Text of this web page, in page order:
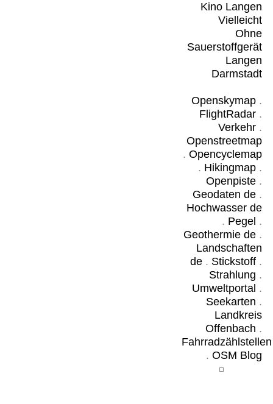
Kino Langen
Vielleicht
Ohne
Sauerstoffgerät
Langen
Darmstadt
Openskymap.
FlightRadar.
Verkehr.
Openstreetmap
. Opencyclemap
. Hikingmap.
Openpiste.
Geodaten de.
Hochwasser de
. Pegel .
Geothermie de.
Landschaften
de. Stickstoff.
Strahlung .
Umweltportal .
Seekarten .
Landkreis
Offenbach .
Fahrradzählstellen
. OSM Blog